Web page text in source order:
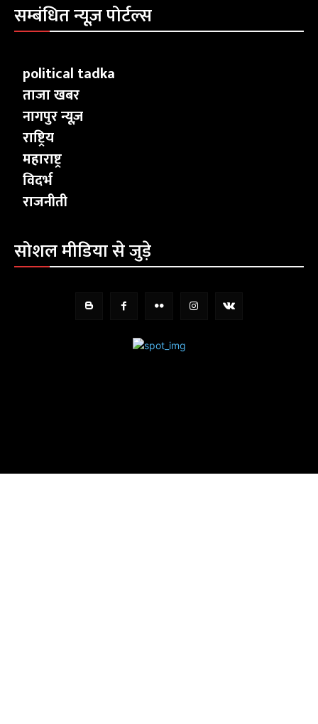
सम्बंधित न्यूज़ पोर्टल्स
political tadka
ताजा खबर
नागपुर न्यूज़
राष्ट्रिय
महाराष्ट्र
विदर्भ
राजनीती
सोशल मीडिया से जुड़े